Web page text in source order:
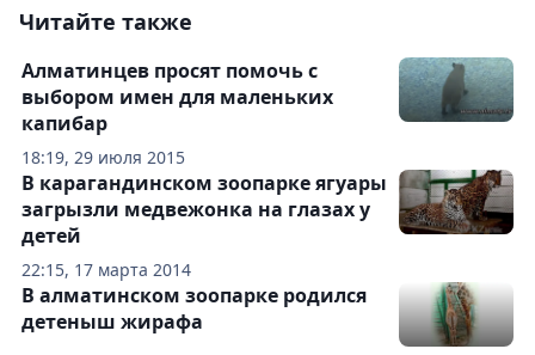
Читайте также
18:19, 29 июля 2015
Алматинцев просят помочь с
выбором имен для маленьких
капибар
22:15, 17 марта 2014
В карагандинском зоопарке ягуары
загрызли медвежонка на глазах у
детей
В алматинском зоопарке родился
детеныш жирафа